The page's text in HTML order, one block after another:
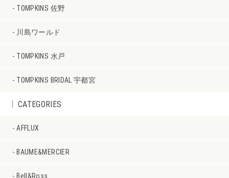
TOMPKINS 佐野
川島ワールド
TOMPKINS 水戸
TOMPKINS BRIDAL 宇都宮
CATEGORIES
AFFLUX
BAUME&MERCIER
Bell&Ross